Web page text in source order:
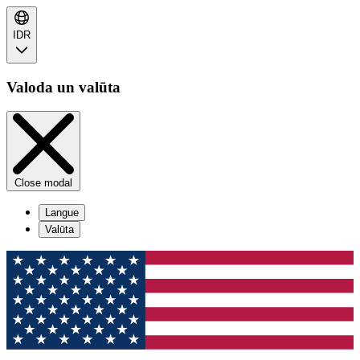
IDR
Valoda un valūta
Close modal
Langue
Valūta